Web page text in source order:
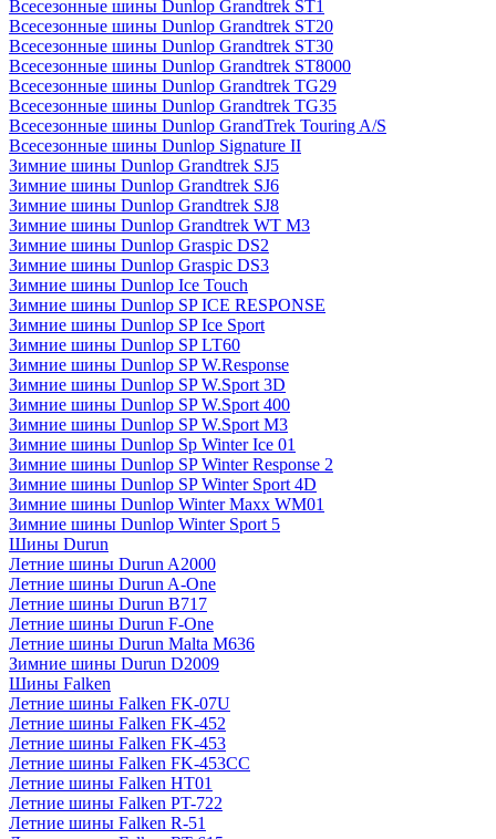
Всесезонные шины Dunlop Grandtrek ST1
Всесезонные шины Dunlop Grandtrek ST20
Всесезонные шины Dunlop Grandtrek ST30
Всесезонные шины Dunlop Grandtrek ST8000
Всесезонные шины Dunlop Grandtrek TG29
Всесезонные шины Dunlop Grandtrek TG35
Всесезонные шины Dunlop GrandTrek Touring A/S
Всесезонные шины Dunlop Signature II
Зимние шины Dunlop Grandtrek SJ5
Зимние шины Dunlop Grandtrek SJ6
Зимние шины Dunlop Grandtrek SJ8
Зимние шины Dunlop Grandtrek WT M3
Зимние шины Dunlop Graspic DS2
Зимние шины Dunlop Graspic DS3
Зимние шины Dunlop Ice Touch
Зимние шины Dunlop SP ICE RESPONSE
Зимние шины Dunlop SP Ice Sport
Зимние шины Dunlop SP LT60
Зимние шины Dunlop SP W.Response
Зимние шины Dunlop SP W.Sport 3D
Зимние шины Dunlop SP W.Sport 400
Зимние шины Dunlop SP W.Sport M3
Зимние шины Dunlop Sp Winter Ice 01
Зимние шины Dunlop SP Winter Response 2
Зимние шины Dunlop SP Winter Sport 4D
Зимние шины Dunlop Winter Maxx WM01
Зимние шины Dunlop Winter Sport 5
Шины Durun
Летние шины Durun A2000
Летние шины Durun A-One
Летние шины Durun B717
Летние шины Durun F-One
Летние шины Durun Malta M636
Зимние шины Durun D2009
Шины Falken
Летние шины Falken FK-07U
Летние шины Falken FK-452
Летние шины Falken FK-453
Летние шины Falken FK-453CC
Летние шины Falken HT01
Летние шины Falken PT-722
Летние шины Falken R-51